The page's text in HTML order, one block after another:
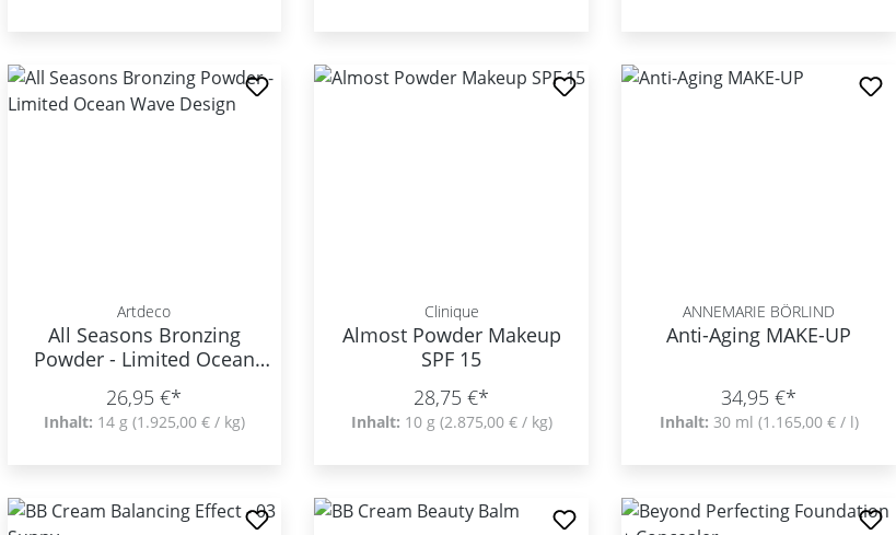
Artdeco
All Seasons Bronzing
Powder - Limited Ocean
Wave Design
26,95 €*
Inhalt: 14 g (1.925,00 € / kg)
Clinique
Almost Powder Makeup
SPF 15
28,75 €*
Inhalt: 10 g (2.875,00 € / kg)
ANNEMARIE BÖRLIND
Anti-Aging MAKE-UP
34,95 €*
Inhalt: 30 ml (1.165,00 € / l)